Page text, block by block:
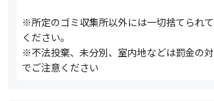
※所定のゴミ収集所以外には一切捨てられ
ください。
※不法投棄、未分別、室内地などは罰金の
でご注意ください